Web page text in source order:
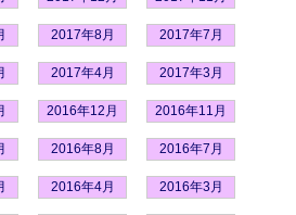
2017年8月 2017年7月
2017年4月 2017年3月
2016年12月 2016年11月
2016年8月 2016年7月
2016年4月 2016年3月